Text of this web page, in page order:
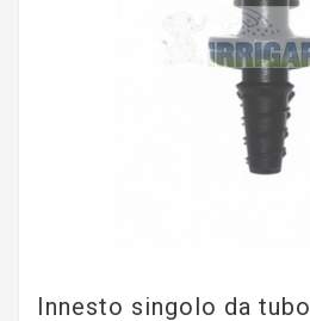
Innesto singolo da tubo